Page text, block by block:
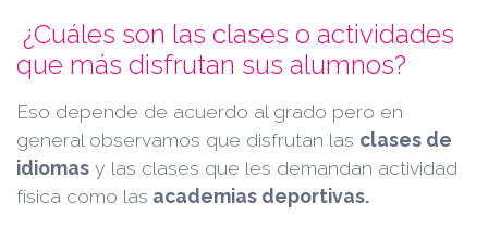
¿Cuáles son las clases o actividades
que más disfrutan sus alumnos?
Eso depende de acuerdo al grado pero en
general observamos que disfrutan las clases de
idiomas y las clases que les demandan actividad
física como las academias deportivas.